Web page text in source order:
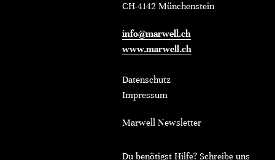
CH-4142 Münchenstein
info@marwell.ch
www.marwell.ch
Datenschutz
Impressum
Marwell Newsletter
Du benötigst Hilfe? Schreibe uns